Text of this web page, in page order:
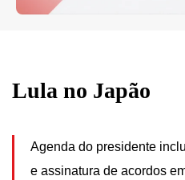
Lula no Japão
Agenda do presidente
e assinatura de acordos